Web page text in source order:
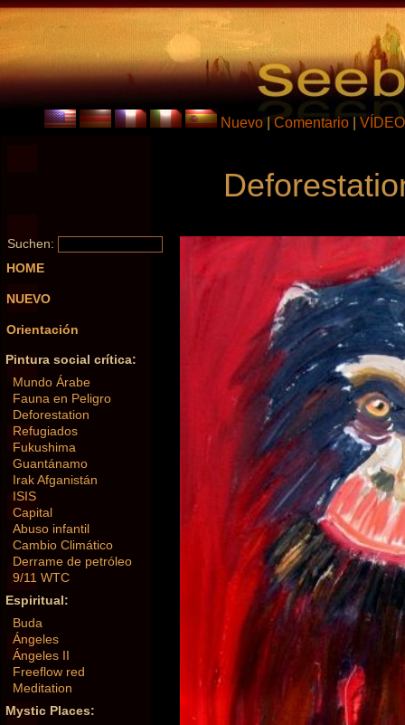
Nuevo Comentario VÍDEO
Suchen:
HOME
NUEVO
Orientación
Pintura social crítica:
Mundo Árabe
Fauna en Peligro
Deforestation
Refugiados
Fukushima
Guantánamo
Irak Afganistán
ISIS
Capital
Abuso infantil
Cambio Climático
Derrame de petróleo
9/11 WTC
Espiritual:
Buda
Ángeles
Ángeles II
Freeflow red
Meditation
Mystic Places: